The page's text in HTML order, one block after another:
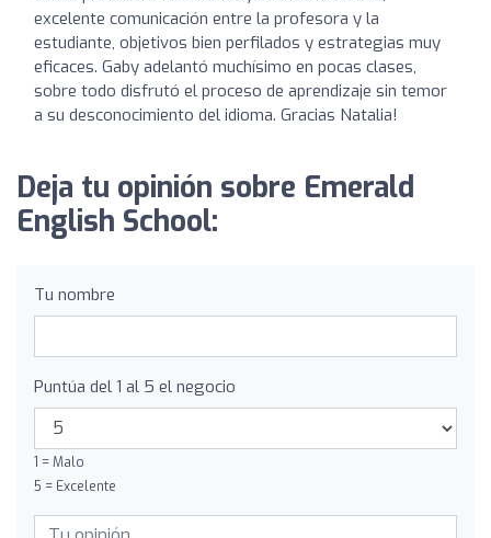
excelente comunicación entre la profesora y la
estudiante, objetivos bien perfilados y estrategias muy
eficaces. Gaby adelantó muchísimo en pocas clases,
sobre todo disfrutó el proceso de aprendizaje sin temor
a su desconocimiento del idioma. Gracias Natalia!
Deja tu opinión sobre Emerald
English School:
Tu nombre
Puntúa del 1 al 5 el negocio
1 = Malo
5 = Excelente